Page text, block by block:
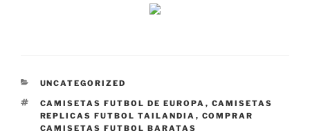
CATEGORÍAS
UNCATEGORIZED
ETIQUETAS
CAMISETAS FUTBOL DE EUROPA , CAMISETAS
REPLICAS FUTBOL TAILANDIA , COMPRAR
CAMISETAS FUTBOL BARATAS